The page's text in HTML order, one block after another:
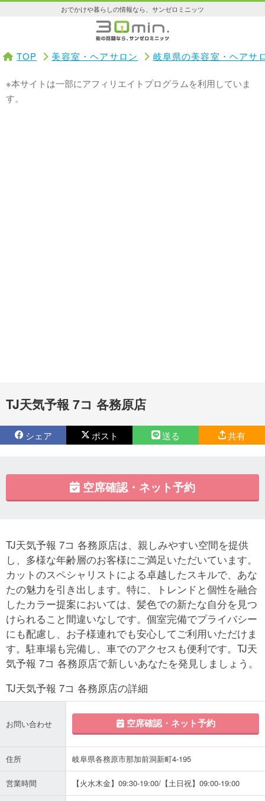
おでかけや暮らしの情報なら、サンゼロミニッツ
TOP 美容室・ヘアサロン 岐阜県の美容室・ヘアサ
※本サイトは一部にアフィリエイトプログラムを利用していま
す。
TJ天気予報 7コ 各務原店
シェア ポスト 送る 共有
空席確認・ネット予約
TJ天気予報 7コ 各務原店は、親しみやすい空間を提供
し、多様な年齢層のお客様にご満足いただいています。
カットのスペシャリストによる卓越したスキルで、あな
たの魅力を引き出します。特に、トレンドと個性を融合
したカラー提案においては、髪色での新たな自分を見つ
けられること間違いなしです。個室完備でプライバシー
にも配慮し、お子様連れでも安心してご利用いただけま
す。駐車場も完備し、車でのアクセスも便利です。TJ天
気予報 7コ 各務原店で新しいあなたを発見しましょう。
TJ天気予報 7コ 各務原店の詳細
お問い合わせ 空席確認・ネット予約
住所 岐阜県各務原市那加前洞新町4-195
営業時間 【火水木金】09:30-19:00/【土日祝】09:00-19:00